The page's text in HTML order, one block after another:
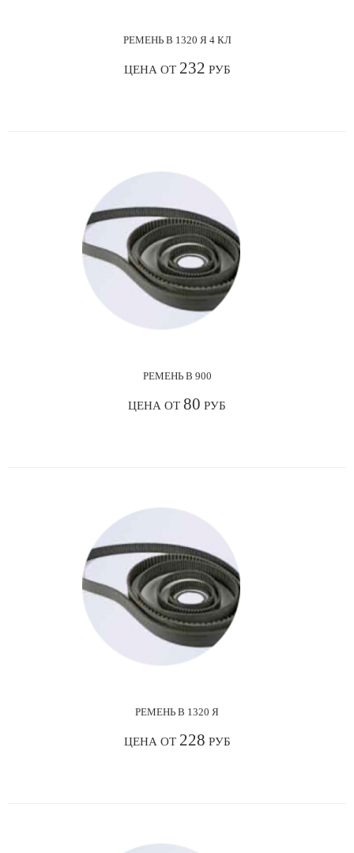
РЕМЕНЬ В 1320 Я 4 КЛ
ЦЕНА ОТ 232 РУБ
РЕМЕНЬ В 900
ЦЕНА ОТ 80 РУБ
РЕМЕНЬ В 1320 Я
ЦЕНА ОТ 228 РУБ